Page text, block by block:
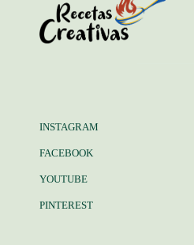
INSTAGRAM
FACEBOOK
YOUTUBE
PINTEREST